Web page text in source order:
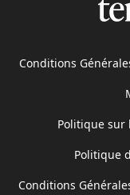
Conditions
Politique sur
Politique
Conditions